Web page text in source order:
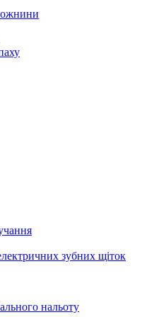
зубних щіток
нальоту